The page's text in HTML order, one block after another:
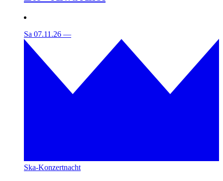
Sa 07.11.26 —
Ska-Konzertnacht